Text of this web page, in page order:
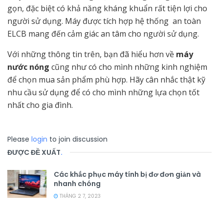
gọn, đặc biệt có khả năng kháng khuẩn rất tiện lợi cho
người sử dụng. Máy được tích hợp hệ thống an toàn
ELCB mang đến cảm giác an tâm cho người sử dụng.
Với những thông tin trên, bạn đã hiểu hơn về máy
nước nóng cũng như có cho mình những kinh nghiệm
để chọn mua sản phẩm phù hợp. Hãy cân nhắc thật kỹ
nhu cầu sử dụng để có cho mình những lựa chọn tốt
nhất cho gia đình.
Please login to join discussion
ĐƯỢC ĐỀ XUẤT.
Các khắc phục máy tính bị đơ đơn giản và
nhanh chóng
THÁNG 2 7, 2023